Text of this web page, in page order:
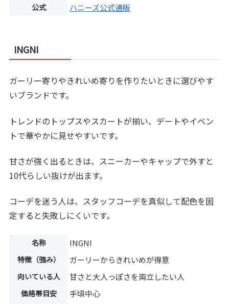
公式 ハニーズ公式通販
INGNI
ガーリー寄りやきれいめ寄りを作りたいときに選びやす
いブランドです。
トレンドのトップスやスカートが揃い、デートやイベン
トで華やかに見せやすいです。
甘さが強く出るときは、スニーカーやキャップで外すと
10代らしい抜けが出ます。
コーデを迷う人は、スタッフコーデを真似して配色を固
定すると失敗しにくいです。
名称 INGNI
特徴（強み） ガーリーからきれいめが得意
向いている人 甘さと大人っぽさを両立したい人
価格帯目安 手頃中心